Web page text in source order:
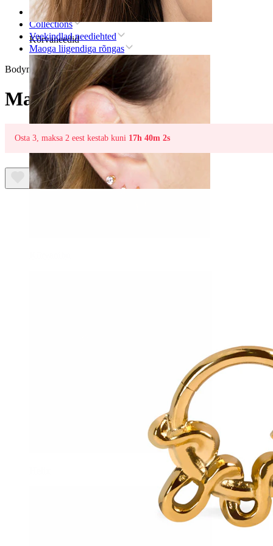
Kõrvaneedid
Avaleht
Collections
Veekindlad neediehted
Maoga liigendiga rõngas
Bodymod Trend
Maoga liigendiga rõngas
Osta 3, maksa 2 eest kestab kuni 17h 40m 2s